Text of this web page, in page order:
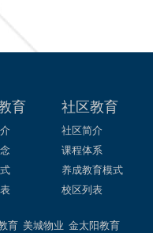
育 社区教育
社区简介
课程体系
养成教育模式
校区列表
育 美城物业 金太阳教育